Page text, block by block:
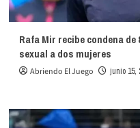
Rafa Mir recibe condena
sexual a dos mujeres
Abriendo El Juego junio 15,